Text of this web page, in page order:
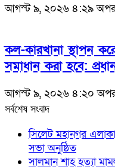
আগস্ট ৯, ২০২৬ ৪:২৯
কল-কারখানা স্থাপন
সমাধান করা হবে:
আগস্ট ৯, ২০২৬ ৪:২০
সর্বশেষ সংবাদ
সিলেট মহানগর
সভা অনুষ্ঠিত
সালমান শাহ হত্যা